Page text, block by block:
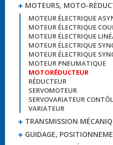
MOTEURS, MOTO-
MOTEUR ÉLECTRIQUE
MOTEUR ÉLECTRIQUE
MOTEUR ÉLECTRIQUE
MOTEUR ÉLECTRIQUE
MOTEUR ÉLECTRIQUE
MOTEUR PNEUMATIQUE
MOTORÉDUCTEUR
RÉDUCTEUR
SERVOMOTEUR
SERVOVARIATEUR
VARIATEUR
TRANSMISSION
GUIDAGE,